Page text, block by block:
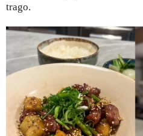
trago.